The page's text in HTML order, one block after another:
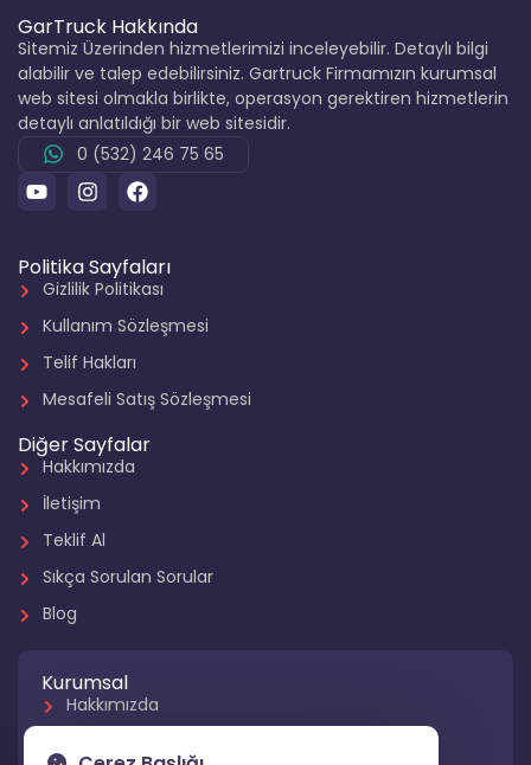
GarTruck Hakkında
Sitemiz Üzerinden hizmetlerimizi inceleyebilir. Detaylı bilgi
alabilir ve talep edebilirsiniz. Gartruck Firmamızın kurumsal
web sitesi olmakla birlikte, operasyon gerektiren hizmetlerin
detaylı anlatıldığı bir web sitesidir.
0 (532) 246 75 65
Politika Sayfaları
Gizlilik Politikası
Kullanım Sözleşmesi
Telif Hakları
Mesafeli Satış Sözleşmesi
Diğer Sayfalar
Hakkımızda
İletişim
Teklif Al
Sıkça Sorulan Sorular
Blog
Kurumsal
Hakkımızda